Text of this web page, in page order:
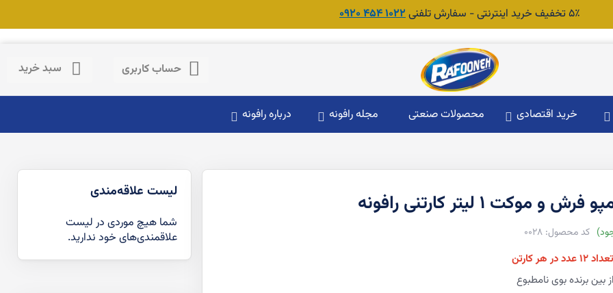
۵٪ تخفیف خرید اینترنتی - سفارش تلفنی 1022 454 0920
حساب کاربری
حساب کاربری سبد خرید
خرید اقتصادی محصولات صنعتی مجله رافونه درباره رافونه
0028
و موکت 1 لیتر کارتنی رافونه
تعداد ۱۲ عدد در هر کارتن
از بین برنده بوی نامطبوع
لیست علاقه‌مندی
شما هیچ موردی در لیست
علاقمندی‌های خود ندارید.